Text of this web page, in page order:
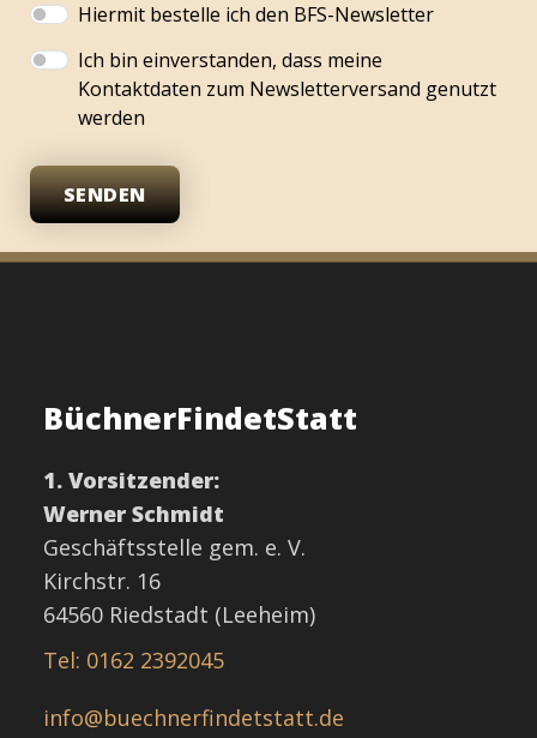
Hiermit bestelle ich den BFS-Newsletter
Ich bin einverstanden, dass meine
Kontaktdaten zum Newsletterversand genutzt
werden
SENDEN
BüchnerFindetStatt
1. Vorsitzender:
Werner Schmidt
Geschäftsstelle gem. e. V.
Kirchstr. 16
64560 Riedstadt (Leeheim)
Tel: 0162 2392045
info@buechnerfindetstatt.de